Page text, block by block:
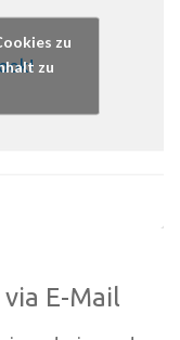
zu
zu
E-Mail